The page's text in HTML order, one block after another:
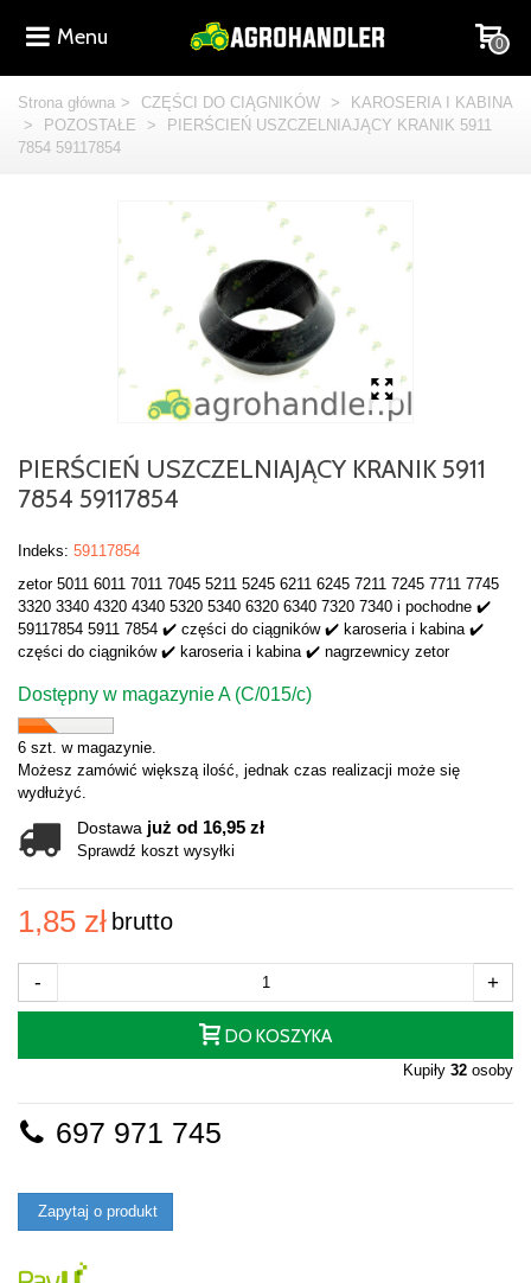
Menu 0
Strona główna > CZĘŚCI DO CIĄGNIKÓW >
KAROSERIA I KABINA
>
POZOSTAŁE >
PIERŚCIEŃ USZCZELNIAJĄCY KRANIK 5911
7854 59117854
PIERŚCIEŃ USZCZELNIAJĄCY KRANIK 5911
7854 59117854
Indeks: 59117854
zetor 5011 6011 7011 7045 5211 5245 6211 6245 7211 7245 7711 7745
3320 3340 4320 4340 5320 5340 6320 6340 7320 7340 i pochodne ✔️
59117854 5911 7854 ✔️ części do ciągników ✔️ karoseria i kabina ✔️
części do ciągników ✔️ karoseria i kabina ✔️ nagrzewnicy zetor
Dostępny w magazynie A (C/015/c)
6 szt. w magazynie.
Możesz zamówić większą ilość, jednak czas realizacji może się
wydłużyć.
Dostawa już od 16,95 zł
Sprawdź koszt wysyłki
1,85 zł brutto
- +
DO KOSZYKA
Kupiły 32 osoby
697 971 745
Zapytaj o produkt